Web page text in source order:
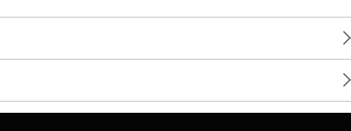
Feuerwehren; Bühne